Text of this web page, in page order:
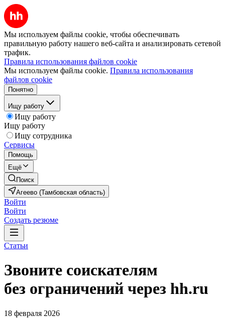
Мы используем файлы cookie, чтобы обеспечивать
правильную работу нашего веб-сайта и анализировать сетевой
трафик.
Правила использования файлов cookie
Мы используем файлы cookie. Правила использования
файлов cookie
Понятно
Ищу работу
Ищу работу
Ищу работу
Ищу сотрудника
Сервисы
Помощь
Ещё
Поиск
Агеево (Тамбовская область)
Войти
Войти
Создать резюме
Статьи
Звоните соискателям
без ограничений через hh.ru
18 февраля 2026